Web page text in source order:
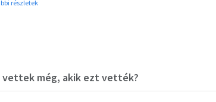
részletek
vettek még, akik ezt vették?